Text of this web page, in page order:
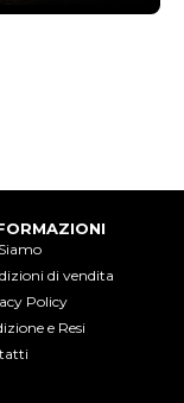
di vendita
Policy
e Resi